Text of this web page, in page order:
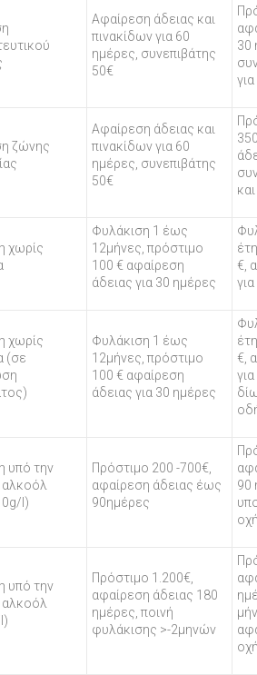
Αφαίρεση άδειας και
πινακίδων για 60
ημέρες, συνεπιβάτης
50€
30
ζώνης
Αφαίρεση άδειας και
πινακίδων για 60
ημέρες, συνεπιβάτης
50€
χωρίς
Φυλάκιση 1 έως
12μήνες, πρόστιμο
100 € αφαίρεση
άδειας για 30 ημέρες
€,
χωρίς
(σε
Φυλάκιση 1 έως
12μήνες, πρόστιμο
100 € αφαίρεση
άδειας για 30 ημέρες
€,
υπό την
αλκοόλ
l)
Πρόστιμο 200 -700€,
αφαίρεση άδειας έως
90ημέρες
90
υπό την
αλκοόλ
Πρόστιμο 1.200€,
αφαίρεση άδειας 180
ημέρες, ποινή
φυλάκισης >-2μηνών